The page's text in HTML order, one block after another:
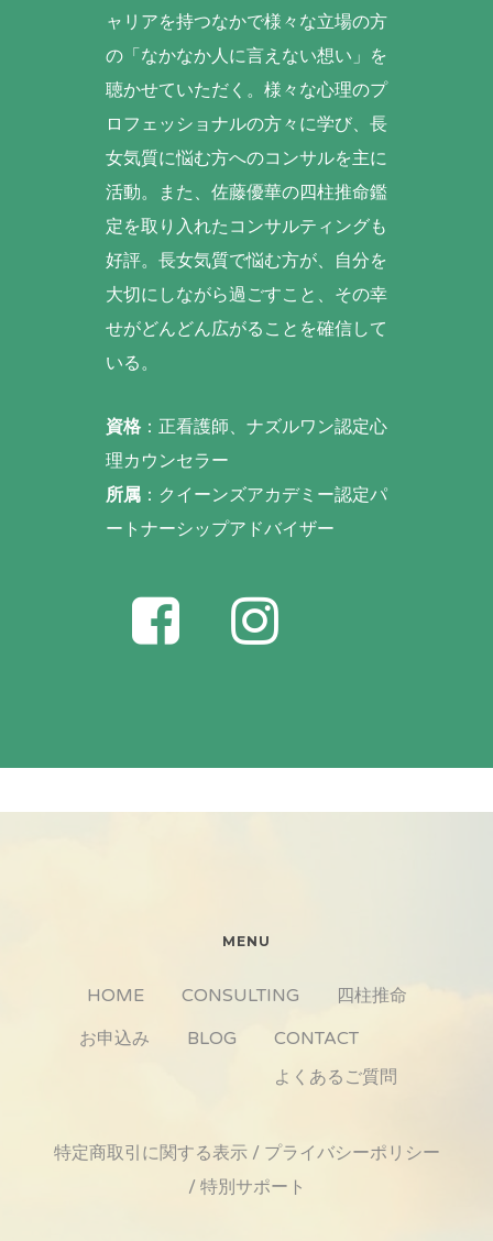
ャリアを持つなかで様々な立場の方
の「なかなか人に言えない想い」を
聴かせていただく。様々な心理のプ
ロフェッショナルの方々に学び、長
女気質に悩む方へのコンサルを主に
活動。また、佐藤優華の四柱推命鑑
定を取り入れたコンサルティングも
好評。長女気質で悩む方が、自分を
大切にしながら過ごすこと、その幸
せがどんどん広がることを確信して
いる。
資格 ：正看護師、ナズルワン認定心
理カウンセラー
所属 ：クイーンズアカデミー認定パ
ートナーシップアドバイザー
MENU
HOME CONSULTING
四柱推命
お申込み
BLOG
CONTACT
よくあるご質問
特定商取引に関する表示/ プライバシーポリシー
/ 特別サポート